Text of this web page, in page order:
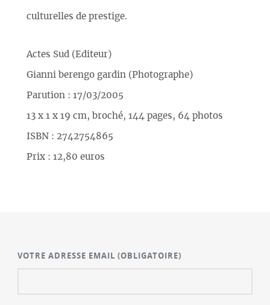
culturelles de prestige.
Actes Sud (Editeur)
Gianni berengo gardin (Photographe)
Parution : 17/03/2005
13 x 1 x 19 cm, broché, 144 pages, 64 photos
ISBN : 2742754865
Prix : 12,80 euros
VOTRE ADRESSE EMAIL(OBLIGATOIRE)